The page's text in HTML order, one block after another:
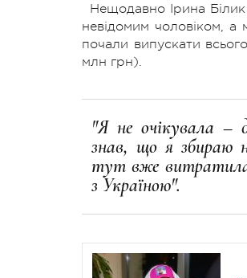
Нещодавно Ірина
невідомим чоловіком,
почали випускати
млн грн).
"Я не очікувала –
знав, що я збираю
тут вже
з Україною".